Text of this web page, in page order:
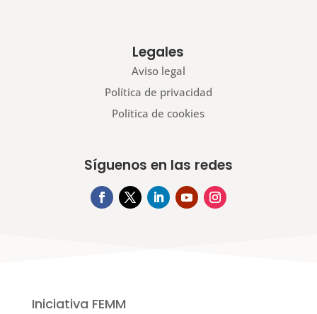
Legales
Aviso legal
Política de privacidad
Política de cookies
Síguenos en las redes
Iniciativa FEMM